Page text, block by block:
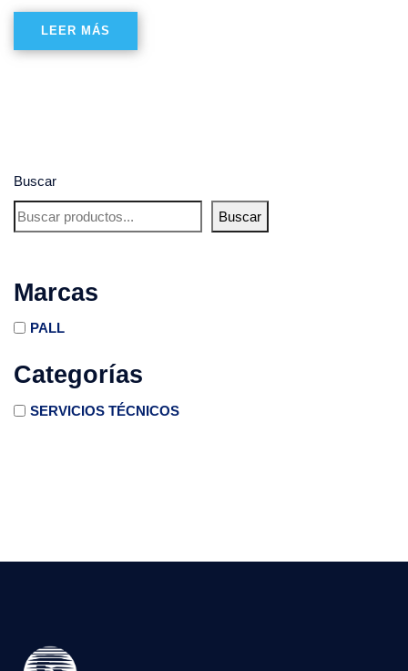
Buscar
Buscar
Marcas
PALL
Categorías
SERVICIOS TÉCNICOS
LEER MÁS